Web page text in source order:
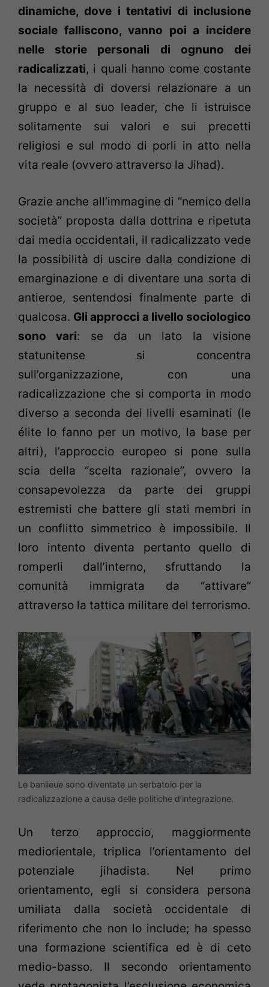
dinamiche, dove i tentativi di inclusione
sociale falliscono, vanno poi a incidere
nelle storie personali di ognuno dei
radicalizzati, i quali hanno come costante
la necessità di doversi relazionare a un
gruppo e al suo leader, che li istruisce
solitamente sui valori e sui precetti
religiosi e sul modo di porli in atto nella
vita reale (ovvero attraverso la Jihad).
Grazie anche all’immagine di “nemico della
società” proposta dalla dottrina e ripetuta
dai media occidentali, il radicalizzato vede
la possibilità di uscire dalla condizione di
emarginazione e di diventare una sorta di
antieroe, sentendosi finalmente parte di
qualcosa. Gli approcci a livello sociologico
sono vari: se da un lato la visione
statunitense si concentra
sull’organizzazione, con una
radicalizzazione che si comporta in modo
diverso a seconda dei livelli esaminati (le
élite lo fanno per un motivo, la base per
altri), l’approccio europeo si pone sulla
scia della “scelta razionale”, ovvero la
consapevolezza da parte dei gruppi
estremisti che battere gli stati membri in
un conflitto simmetrico è impossibile. Il
loro intento diventa pertanto quello di
romperli dall’interno, sfruttando la
comunità immigrata da “attivare”
attraverso la tattica militare del terrorismo.
Le banlieue sono diventate un serbatoio per la
radicalizzazione a causa delle politiche d’integrazione.
Un terzo approccio, maggiormente
mediorientale, triplica l’orientamento del
potenziale jihadista. Nel primo
orientamento, egli si considera persona
umiliata dalla società occidentale di
riferimento che non lo include; ha spesso
una formazione scientifica ed è di ceto
medio-basso. Il secondo orientamento